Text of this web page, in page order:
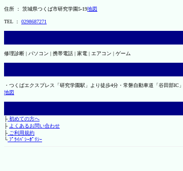
住所 ： 茨城県つくば市研究学園5-19地図
TEL ： 0298687271
修理診断 | パソコン | 携帯電話 | 家電 | エアコン | ゲーム
・つくばエクスプレス「研究学園駅」より徒歩4分・常磐自動車道「谷田部
地図
├初めての方へ
├ よくあるお問い合わせ
├ご利用規約
└ﾌﾟﾗｲﾊﾞｼｰﾎﾟﾘｼｰ